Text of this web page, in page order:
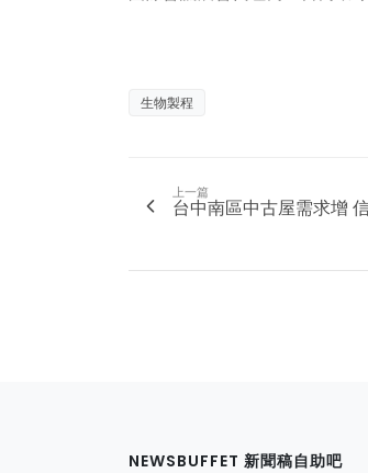
生物製程
上一篇
台中南區中古屋需求增
NEWSBUFFET 新聞稿自助吧